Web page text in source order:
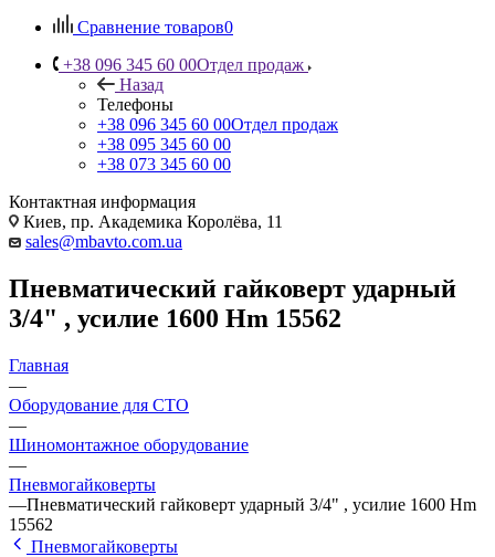
Сравнение товаров0
+38 096 345 60 00Отдел продаж
Назад
Телефоны
+38 096 345 60 00Отдел продаж
+38 095 345 60 00
+38 073 345 60 00
Контактная информация
Киев, пр. Академика Королёва, 11
sales@mbavto.com.ua
Пневматический гайковерт ударный
3/4" , усилие 1600 Hm 15562
Главная
—
Оборудование для СТО
—
Шиномонтажное оборудование
—
Пневмогайковерты
—Пневматический гайковерт ударный 3/4" , усилие 1600 Hm
15562
Пневмогайковерты